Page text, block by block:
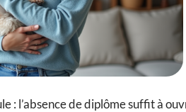
: l’absence de diplôme suffit à